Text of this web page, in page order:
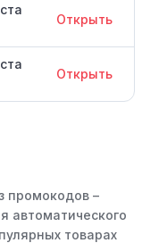
Открыть
Открыть
промокодов –
автоматического
товарах